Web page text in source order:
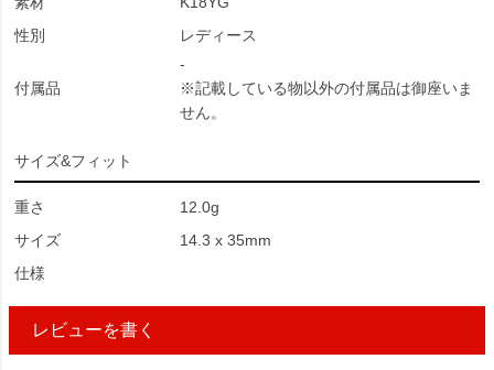
性別
レディース
付属品
-
※記載している物以外の付属品は御座いま
せん。
サイズ&フィット
重さ
12.0g
サイズ
14.3 x 35mm
仕様
レビューを書く